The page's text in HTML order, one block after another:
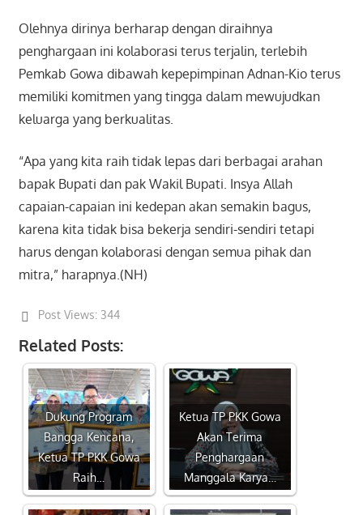
Olehnya dirinya berharap dengan diraihnya
penghargaan ini kolaborasi terus terjalin, terlebih
Pemkab Gowa dibawah kepepimpinan Adnan-Kio terus
memiliki komitmen yang tingga dalam mewujudkan
keluarga yang berkualitas.
“Apa yang kita raih tidak lepas dari berbagai arahan
bapak Bupati dan pak Wakil Bupati. Insya Allah
capaian-capaian ini kedepan akan semakin bagus,
karena kita tidak bisa bekerja sendiri-sendiri tetapi
harus dengan kolaborasi dengan semua pihak dan
mitra,” harapnya.(NH)
Post Views: 344
Related Posts:
Dukung Program
Bangga Kencana,
Ketua TP PKK Gowa
Raih…
Ketua TP PKK Gowa
Akan Terima
Penghargaan
Manggala Karya…